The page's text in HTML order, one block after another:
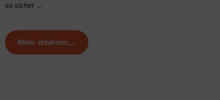
so sicher ...
Mehr erfahren....